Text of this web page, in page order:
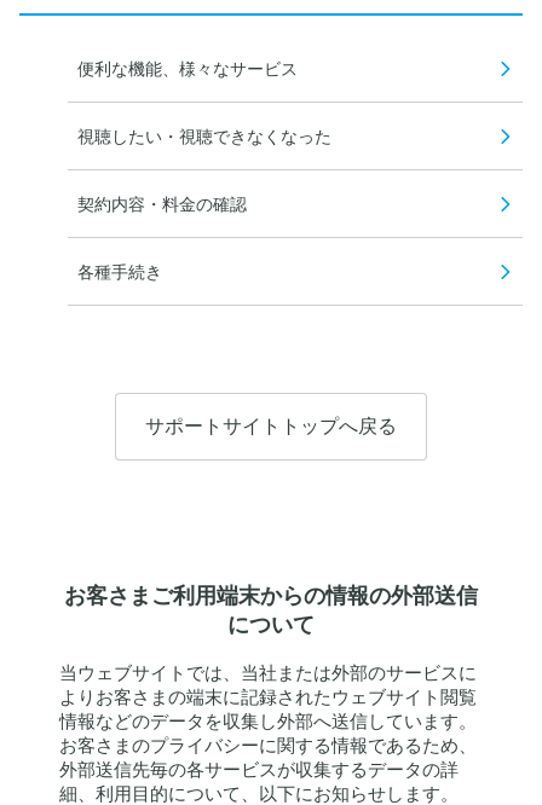
便利な機能、様々なサービス
視聴したい・視聴できなくなった
契約内容・料金の確認
各種手続き
サポートサイトトップへ戻る
お客さまご利用端末からの情報の外部送信
について
当ウェブサイトでは、当社または外部のサービスに
よりお客さまの端末に記録されたウェブサイト閲覧
情報などのデータを収集し外部へ送信しています。
お客さまのプライバシーに関する情報であるため、
外部送信先毎の各サービスが収集するデータの詳
細、利用目的について、以下にお知らせします。